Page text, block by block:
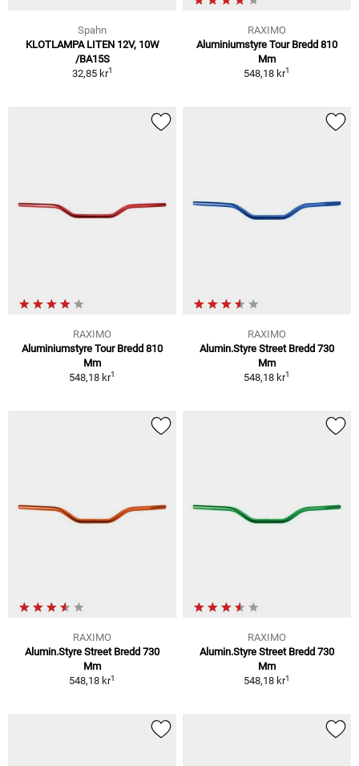
Spahn
KLOTLAMPA LITEN 12V, 10W
/BA15S
32,85 kr1
RAXIMO
Aluminiumstyre Tour Bredd 810
Mm
548,18 kr1
RAXIMO
Aluminiumstyre Tour Bredd 810
Mm
548,18 kr1
RAXIMO
Alumin.Styre Street Bredd 730
Mm
548,18 kr1
RAXIMO
Alumin.Styre Street Bredd 730
Mm
548,18 kr1
RAXIMO
Alumin.Styre Street Bredd 730
Mm
548,18 kr1